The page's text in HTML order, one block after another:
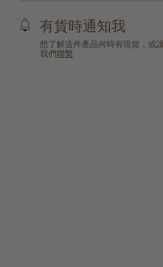
有貨時通知我
想了解這件產品何時有現貨，或
我們聯繫